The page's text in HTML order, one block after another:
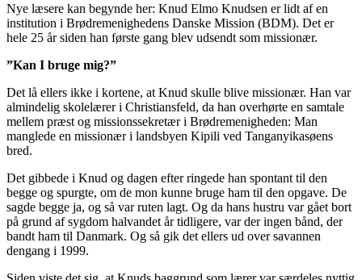
Nye læsere kan begynde her: Knud Elmo Knudsen er lidt af en
institution i Brødremenighedens Danske Mission (BDM). Det er
hele 25 år siden han første gang blev udsendt som missionær.
”Kan I bruge mig?”
Det lå ellers ikke i kortene, at Knud skulle blive missionær. Han var
almindelig skolelærer i Christiansfeld, da han overhørte en samtale
mellem præst og missionssekretær i Brødremenigheden: Man
manglede en missionær i landsbyen Kipili ved Tanganyikasøens
bred.
Det gibbede i Knud og dagen efter ringede han spontant til den
begge og spurgte, om de mon kunne bruge ham til den opgave. De
sagde begge ja, og så var ruten lagt. Og da hans hustru var gået bort
på grund af sygdom halvandet år tidligere, var der ingen bånd, der
bandt ham til Danmark. Og så gik det ellers ud over savannen
dengang i 1999.